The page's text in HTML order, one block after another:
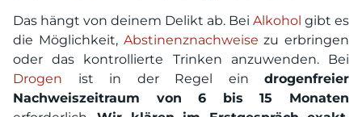
Das hängt von deinem Delikt ab. Bei Alkohol gibt es
die Möglichkeit, Abstinenznachweise zu erbringen
oder das kontrollierte Trinken anzuwenden. Bei
Drogen ist in der Regel ein drogenfreier
Nachweiszeitraum von 6 bis 15 Monaten